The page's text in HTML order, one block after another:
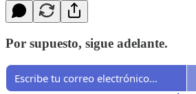
Por supuesto, sigue adelante.